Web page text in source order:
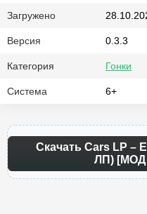
Загружено
Версия 0.3.3
Категория Гонки
Система 6+
Скачать Cars LP –
ЛП) [МОД